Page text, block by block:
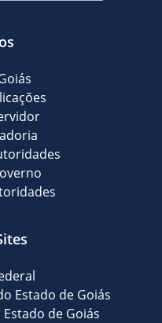
Estado de Goiás
de Goiás